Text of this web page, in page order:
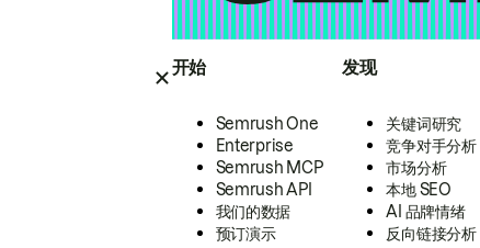
开始
Semrush One
Enterprise
Semrush MCP
Semrush API
我们的数据
预订演示
发现
关键词研究
竞争对手分析
市场分析
本地 SEO
AI 品牌情绪
反向链接分析